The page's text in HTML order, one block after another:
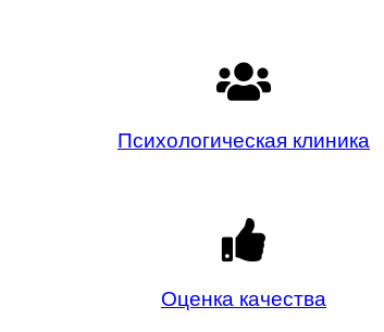
Психологическая клиника
Оценка качества